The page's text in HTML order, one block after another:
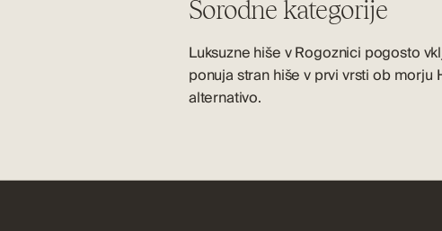
Sorodne kategorije
Luksuzne hiše v Rogoznici pogosto
ponuja stranhiše v prvi vrsti ob morju
alternativo.